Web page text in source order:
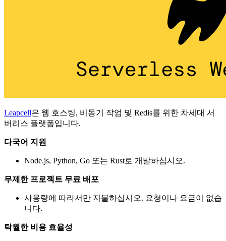
Leapcell은 웹 호스팅, 비동기 작업 및 Redis를 위한 차세대 서
버리스 플랫폼입니다.
다국어 지원
Node.js, Python, Go 또는 Rust로 개발하십시오.
무제한 프로젝트 무료 배포
사용량에 따라서만 지불하십시오. 요청이나 요금이 없습
니다.
탁월한 비용 효율성